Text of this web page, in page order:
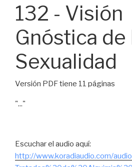
132 - Visión
Gnóstica de
Sexualidad
Versión PDF tiene 11 páginas
"..."
Escuchar el audio aquí:
http://www.koradiaudio.com/